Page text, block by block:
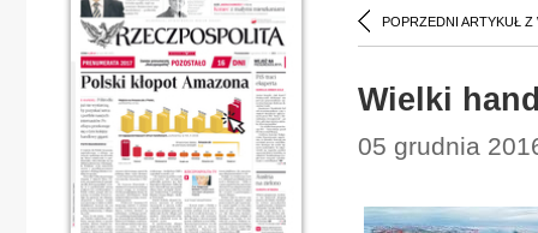
POPRZEDNI ARTYKUŁ Z
Wielki
05 grudnia